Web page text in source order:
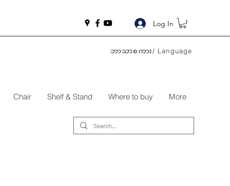
Log In
ဘာသာစကား/ Language
Chair Shelf & Stand Where to buy More